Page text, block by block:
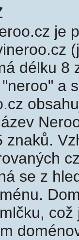
je
délku 8
a
znaků.
se z